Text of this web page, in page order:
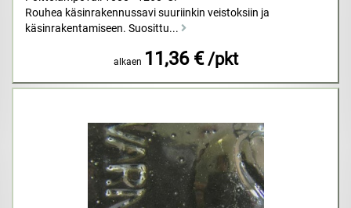
Rouhea käsinrakennussavi suuriinkin veistoksiin ja
käsinrakentamiseen. Suosittu...
alkaen 11,36 € /pkt